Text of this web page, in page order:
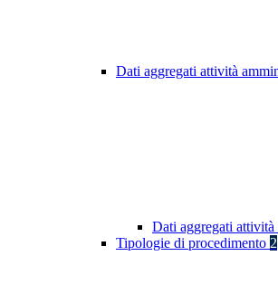
Dati aggregati attività
Dati aggregati attività
Tipologie di procedimento 2